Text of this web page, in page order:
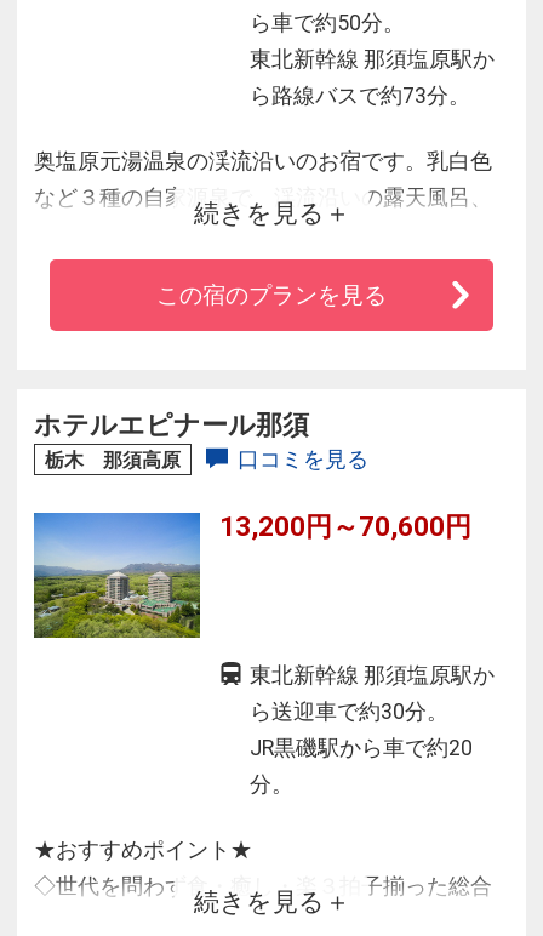
ら車で約50分。
東北新幹線 那須塩原駅か
ら路線バスで約73分。
奥塩原元湯温泉の渓流沿いのお宿です。乳白色
など３種の自家源泉で、渓流沿いの露天風呂、
大浴場、檜風呂、岩風呂（混浴・女性専用時間
あり）など４つのお風呂を。源泉は、総硫黄量
９０．２ミリグラムと国内での屈指の含有量を
無線LANが利用できます。ペットと泊まれる客室
も２室あります。
続きを見る
この宿のプランを見る
ホテルエピナール那須
栃木 那須高原 口コミを見る
13,200円～70,600円
東北新幹線 那須塩原駅か
ら送迎車で約30分。
JR黒磯駅から車で約20
分。
★おすすめポイント★
◇世代を問わず食・癒し・楽３拍子揃った総合
リゾートホテル！
続きを見る